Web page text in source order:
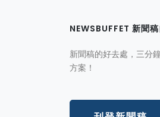
NEWSBUFFET 新聞
新聞稿的好去處，三分
方案！